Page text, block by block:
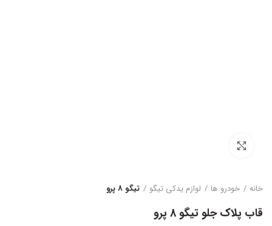
خانه خودرو ها لوازم یدکی تیگو تیگو 8 پرو
قاب پلاک جلو تیگو 8 پرو